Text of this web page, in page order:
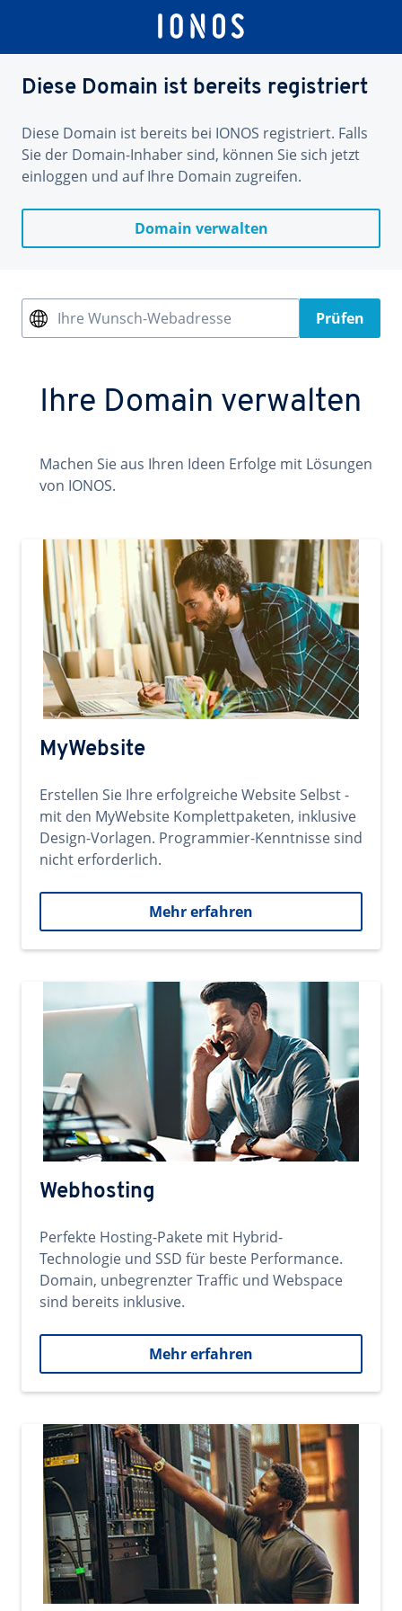
Diese Domain ist bereits registriert
Diese Domain ist bereits bei IONOS registriert. Falls
Sie der Domain-Inhaber sind, können Sie sich jetzt
einloggen und auf Ihre Domain zugreifen.
Domain verwalten
Ihre Wunsch-Webadresse Prüfen
Ihre Domain verwalten
Machen Sie aus Ihren Ideen Erfolge mit Lösungen
von IONOS.
MyWebsite
Erstellen Sie Ihre erfolgreiche Website Selbst -
mit den MyWebsite Komplettpaketen, inklusive
Design-Vorlagen. Programmier-Kenntnisse sind
nicht erforderlich.
Mehr erfahren
Webhosting
Perfekte Hosting-Pakete mit Hybrid-
Technologie und SSD für beste Performance.
Domain, unbegrenzter Traffic und Webspace
sind bereits inklusive.
Mehr erfahren